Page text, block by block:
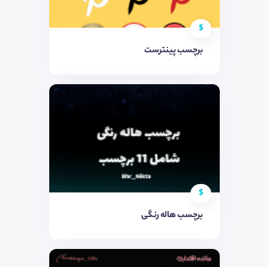
$
برچسب پینترست
$
برچسب هاله رنگی